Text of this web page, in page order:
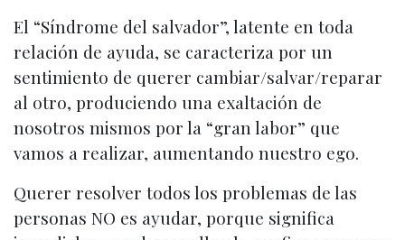
El “Síndrome del salvador”, latente en toda
relación de ayuda, se caracteriza por un
sentimiento de querer cambiar/salvar/reparar
al otro, produciendo una exaltación de
nosotros mismos por la “gran labor” que
vamos a realizar, aumentando nuestro ego.
Querer resolver todos los problemas de las
personas NO es ayudar, porque significa